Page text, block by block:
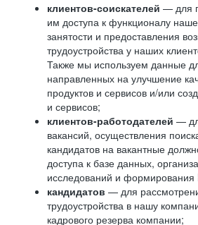
клиентов-соискателей — для
им доступа к функционалу
занятости и предоставления
трудоустройства у наших
Также мы используем данные
направленных на улучшение
продуктов и сервисов и/или
и сервисов;
клиентов-работодателей —
вакансий, осуществления
кандидатов на вакантные
доступа к базе данных,
исследований и формирования
кандидатов — для
трудоустройства в нашу
кадрового резерва компании;